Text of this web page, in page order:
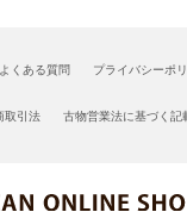
よくある質問 プライバシーポ
取引法 古物営業法に基づく記